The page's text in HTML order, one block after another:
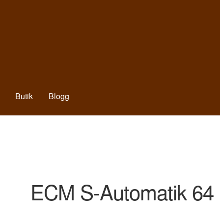
Butik Blogg
ECM S-Automatik 64